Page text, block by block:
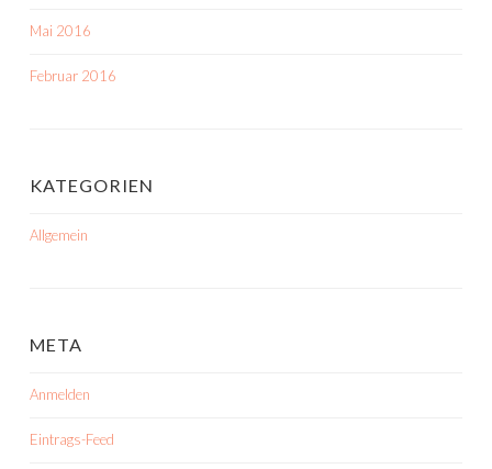
Mai 2016
Februar 2016
KATEGORIEN
Allgemein
META
Anmelden
Eintrags-Feed